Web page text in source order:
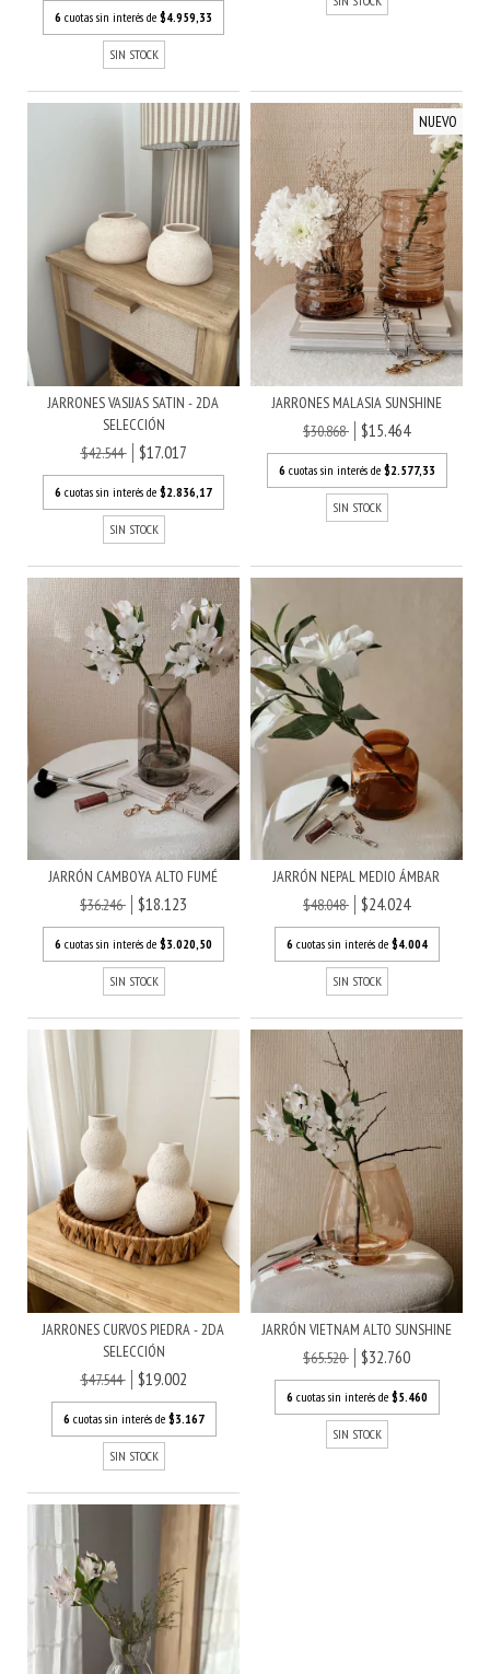
6 cuotas sin interés de $4.959,33
SIN STOCK
JARRONES VASIJAS SATIN - 2DA
SELECCIÓN
$42.544
$17.017
6 cuotas sin interés de $2.836,17
SIN STOCK
NUEVO
JARRONES MALASIA SUNSHINE
$30.868
$15.464
6 cuotas sin interés de $2.577,33
SIN STOCK
JARRÓN CAMBOYA ALTO FUMÉ
$36.246
$18.123
6 cuotas sin interés de $3.020,50
SIN STOCK
JARRÓN NEPAL MEDIO ÁMBAR
$48.048
$24.024
6 cuotas sin interés de $4.004
SIN STOCK
JARRONES CURVOS PIEDRA - 2DA
SELECCIÓN
$47.544
$19.002
6 cuotas sin interés de $3.167
SIN STOCK
JARRÓN VIETNAM ALTO SUNSHINE
$65.520
$32.760
6 cuotas sin interés de $5.460
SIN STOCK